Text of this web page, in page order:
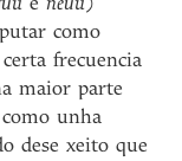
como
frecuencia
maior parte
unha
dese xeito que